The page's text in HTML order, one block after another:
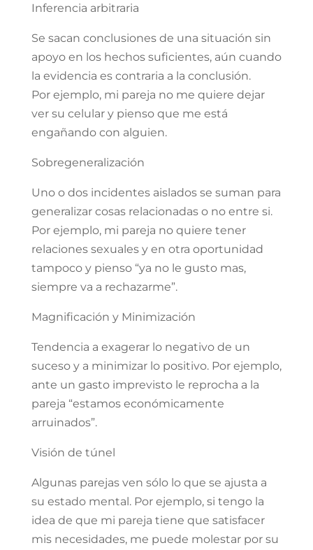
Inferencia arbitraria
Se sacan conclusiones de una situación sin
apoyo en los hechos suficientes, aún cuando
la evidencia es contraria a la conclusión.
Por ejemplo, mi pareja no me quiere dejar
ver su celular y pienso que me está
engañando con alguien.
Sobregeneralización
Uno o dos incidentes aislados se suman para
generalizar cosas relacionadas o no entre si.
Por ejemplo, mi pareja no quiere tener
relaciones sexuales y en otra oportunidad
tampoco y pienso “ya no le gusto mas,
siempre va a rechazarme”.
Magnificación y Minimización
Tendencia a exagerar lo negativo de un
suceso y a minimizar lo positivo. Por ejemplo,
ante un gasto imprevisto le reprocha a la
pareja “estamos económicamente
arruinados”.
Visión de túnel
Algunas parejas ven sólo lo que se ajusta a
su estado mental. Por ejemplo, si tengo la
idea de que mi pareja tiene que satisfacer
mis necesidades, me puede molestar por su